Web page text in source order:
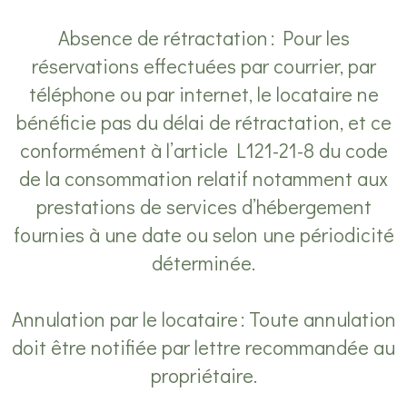
Absence de rétractation : Pour les
réservations effectuées par courrier, par
téléphone ou par internet, le locataire ne
bénéficie pas du délai de rétractation, et ce
conformément à l’article L121-21-8 du code
de la consommation relatif notamment aux
prestations de services d’hébergement
fournies à une date ou selon une périodicité
déterminée.
Annulation par le locataire : Toute annulation
doit être notifiée par lettre recommandée au
propriétaire.